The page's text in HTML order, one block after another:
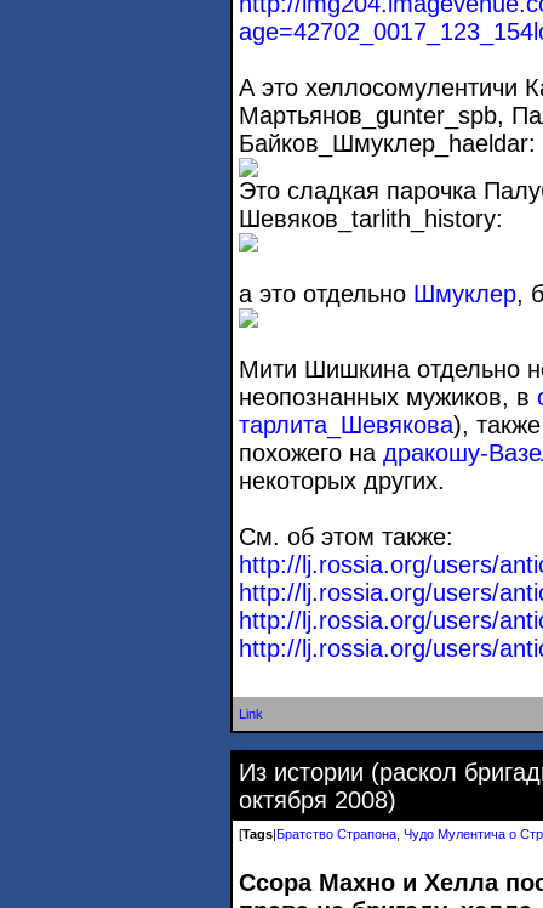
А это хеллосомулентичи
Мартьянов_gunter_spb,
Байков_Шмуклер_haeldar:
Это сладкая парочка
Шевяков_tarlith_history:
а это отдельно Шмуклер,
Мити Шишкина отдельно
неопознанных мужиков, в
тарлита_Шевякова),
похожего на дракошу-
некоторых других.
См. об этом также:
http://lj.rossia.org/users/
http://lj.rossia.org/users/
http://lj.rossia.org/users/
http://lj.rossia.org/users/
Link
Из истории (раскол
октября 2008)
[Tags|Братство Страпона Чудо Мулентича о
Ссора Махно и Хелла